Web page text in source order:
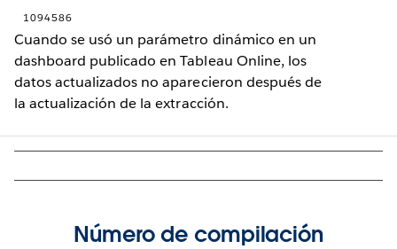
1094586
Cuando se usó un parámetro dinámico en un
dashboard publicado en Tableau Online, los
datos actualizados no aparecieron después de
la actualización de la extracción.
Número de compilación